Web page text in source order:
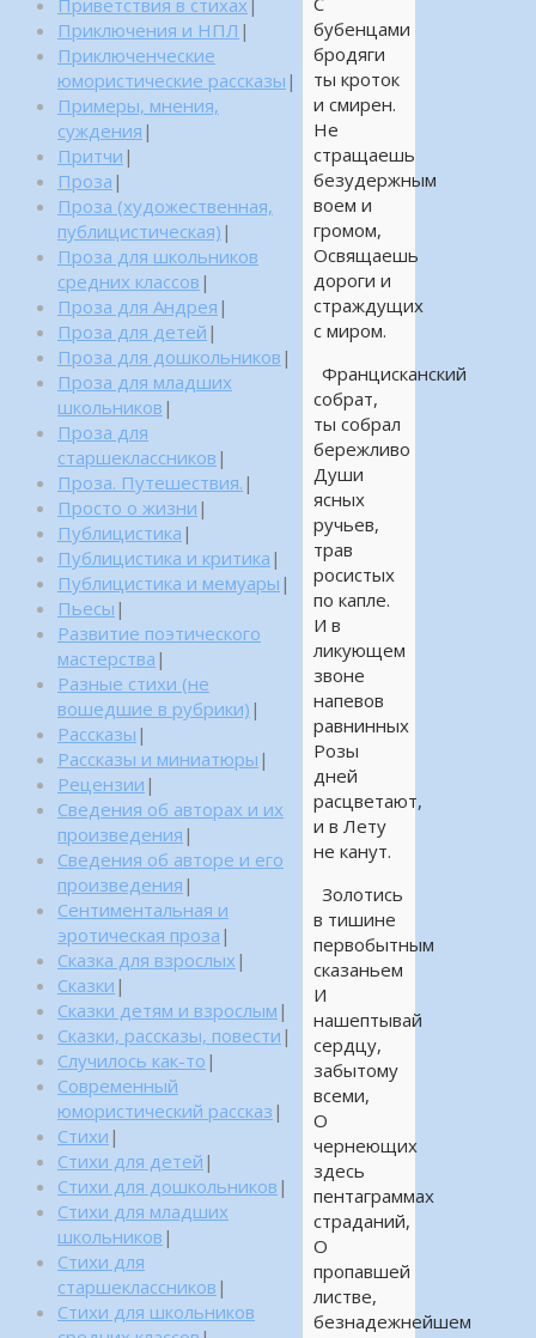
бубенцами
бродяги
ты кроток
и смирен.
Не
стращаешь
безудержным
воем и
громом,
Освящаешь
дороги и
страждущих
с миром.
Францисканский
собрат,
ты собрал
бережливо
Души
ясных
ручьев,
трав
росистых
по капле.
И в
ликующем
звоне
напевов
равнинных
Розы
дней
расцветают,
и в Лету
не канут.
Золотись
в тишине
первобытным
сказаньем
И
нашептывай
сердцу,
забытому
всеми,
О
чернеющих
здесь
пентаграммах
страданий,
О
пропавшей
листве,
безнадежнейшем
Приветствия в стихах
Приключения и НПЛ |
Приключенческие
юмористические рассказы |
Примеры, мнения,
суждения |
Притчи |
Проза |
Проза (художественная,
публицистическая) |
Проза для школьников
средних классов |
Проза для Андрея |
Проза для детей |
Проза для дошкольников |
Проза для младших
школьников |
Проза для
старшеклассников |
Проза. Путешествия. |
Просто о жизни |
Публицистика |
Публицистика и критика |
Публицистика и мемуары |
Пьесы |
Развитие поэтического
мастерства |
Разные стихи (не
вошедшие в рубрики) |
Рассказы |
Рассказы и миниатюры |
Рецензии |
Сведения об авторах и их
произведения |
Сведения об авторе и его
произведения |
Сентиментальная и
эротическая проза |
Сказка для взрослых |
Сказки |
Сказки детям и взрослым |
Сказки, рассказы, повести |
Случилось как-то |
Современный
юмористический рассказ |
Стихи |
Стихи для детей |
Стихи для дошкольников |
Стихи для младших
школьников |
Стихи для
старшеклассников |
Стихи для школьников